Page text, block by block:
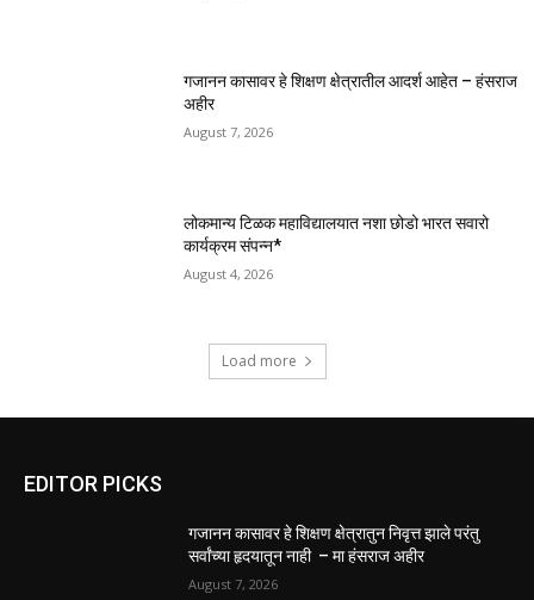
गजानन कासावर हे शिक्षण क्षेत्रातील आदर्श आहेत – हंसराज
अहीर
August 7, 2026
लोकमान्य टिळक महाविद्यालयात नशा छोडो भारत सवारो
कार्यक्रम संपन्न*
August 4, 2026
Load more
EDITOR PICKS
गजानन कासावर हे शिक्षण क्षेत्रातुन निवृत्त झाले परंतु
सर्वांच्या हृदयातून नाही – मा हंसराज अहीर
August 7, 2026